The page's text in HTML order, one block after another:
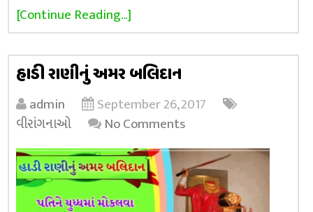
[Continue Reading...]
હાડી રાણીનું અમર બલિદાન
admin
September 26, 2017
વીરાંગનાઓ
No Comments